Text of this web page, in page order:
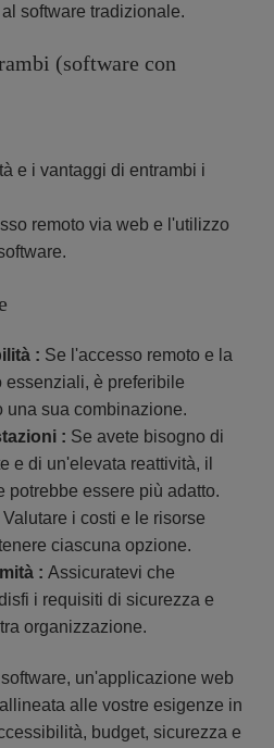
software tradizionale.
(software con
e i vantaggi di entrambi i
remoto via web e l'utilizzo
: Se l'accesso remoto e la
è preferibile
una sua combinazione.
: Se avete bisogno di
e di un'elevata reattività, il
potrebbe essere più adatto.
Valutare i costi e le risorse
ciascuna opzione.
:Assicuratevi che
i requisiti di sicurezza e
organizzazione.
un'applicazione web
alle vostre esigenze in
budget, sicurezza e